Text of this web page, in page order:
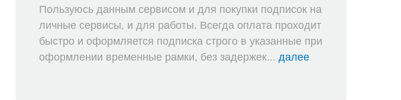
Пользуюсь данным сервисом и для покупки подписок на
личные сервисы, и для работы. Всегда оплата проходит
быстро и оформляется подписка строго в указанные при
оформлении временные рамки, без задержек... далее